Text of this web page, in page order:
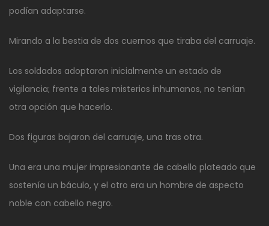
podían adaptarse.
Mirando a la bestia de dos cuernos que tiraba del carruaje.
Los soldados adoptaron inicialmente un estado de
vigilancia; frente a tales misterios inhumanos, no tenían
otra opción que hacerlo.
Dos figuras bajaron del carruaje, una tras otra.
Una era una mujer impresionante de cabello plateado que
sostenía un báculo, y el otro era un hombre de aspecto
noble con cabello negro.